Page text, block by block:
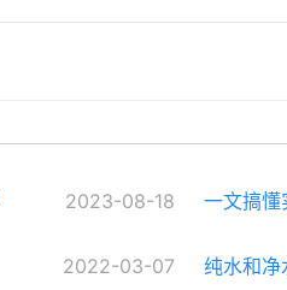
2023-08-18 一文搞懂
2022-03-07 纯水和净